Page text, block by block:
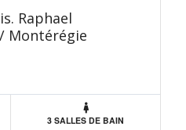
Raphael
Montérégie
3 SALLES DE BAIN